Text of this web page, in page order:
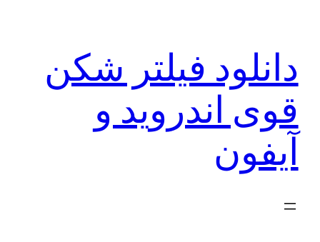
دانلود فیلتر شکن
قوی اندروید و
آیفون